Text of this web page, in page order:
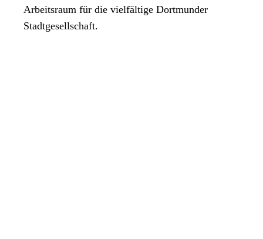
Arbeitsraum für die vielfältige Dortmunder
Stadtgesellschaft.